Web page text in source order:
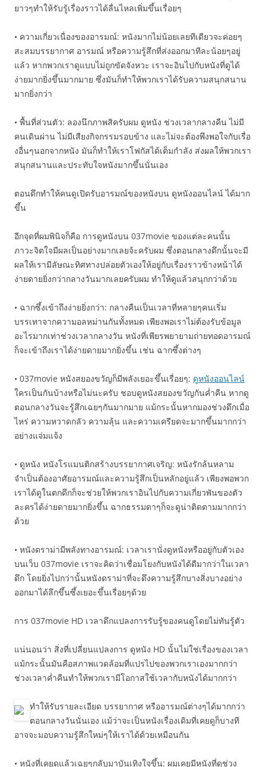
ยาวๆทำให้รับรู้เรื่องราวได้ลื่นไหลเพิ่มขึ้นเรื่อยๆ
• ความเกี่ยวเนื่องของอารมณ์: หนังมากไม่น้อยเลยทีเดียวจะค่อยๆ
สะสมบรรยากาศ อารมณ์ หรือความรู้สึกที่ส่งออกมาทีละน้อยๆอยู่
แล้ว หากพวกเราดูแบบไม่ถูกขัดจังหวะ เราจะอินไปกับหนังที่ดูได้
ง่ายมากยิ่งขึ้นมากมาย ซึ่งมันก็ทำให้พวกเราได้รับความสนุกสนาน
มากยิ่งกว่า
• พื้นที่ส่วนตัว: ลองนึกภาพสิครับผม ดูหนัง ช่วงเวลากลางคืน ไม่มี
คนเดินผ่าน ไม่มีเสียงกิจกรรมรอบข้าง และไม่จะต้องพึงพอใจกับเรื่อ
งอื่นๆนอกจากหนัง มันก็ทำให้เราโฟกัสได้เต็มกำลัง ส่งผลให้พวกเรา
สนุกสนานและประทับใจหนังมากขึ้นนั่นเอง
ตอนดึกทำให้คนดูเปิดรับอารมณ์ของหนังบน ดูหนังออนไลน์ ได้มาก
ขึ้น
อีกจุดที่ผมพินิจก็คือ การดูหนังบน 037movie ของแต่ละคนนั้น
ภาวะจิตใจมีผลเป็นอย่างมากเลยจ้ะครับผม ซึ่งตอนกลางดึกนั้นจะมี
ผลให้เรามีลัษณะทิศทางปล่อยตัวเองให้อยู่กับเรื่องราวข้างหน้าได้
ง่ายดายยิ่งกว่ากลางวันมากเลยครับผม ทำให้ดูแล้วสนุกกว่าด้วย
• ฉากซึ้งเข้าถึงง่ายยิ่งกว่า: กลางคืนเป็นเวลาที่หลายๆคนเริ่ม
บรรเทาจากความอลหม่านกันทั้งหมด เพียงพอเราไม่ต้องรับข้อมูล
อะไรมากเท่าช่วงเวลากลางวัน หนังที่เพียรพยายามถ่ายทอดอารมณ์
ก็จะเข้าถึงเราได้ง่ายดายมากยิ่งขึ้น เช่น ฉากซึ้งต่างๆ
• 037movie หนังสยองขวัญก็มีพลังเยอะขึ้นเรื่อยๆ: ดูหนังออนไลน์
ใครเป็นกันบ้างหรือไม่นะครับ ชอบดูหนังสยองขวัญกันค่ำคืน หากดู
ตอนกลางวันจะรู้สึกเฉยๆกันมากมาย แม้กระนั้นหากมองช่วงดึกเมื่อ
ไหร่ ความหวาดกลัว ความลุ้น และความเครียดจะมากขึ้นมากกว่า
อย่างแจ่มแจ้ง
• ดูหนัง หนังโรแมนติกสร้างบรรยากาศเจริญ: หนังรักล้นหลาม
จำเป็นต้องอาศัยอารมณ์และความรู้สึกเป็นหลักอยู่แล้ว เพียงพอพวก
เราได้ดูในตกดึกก็จะช่วยให้พวกเราอินไปกับความเกี่ยวพันของตัว
ละครได้ง่ายดายมากยิ่งขึ้น ฉากธรรมดาๆก็จะดูน่าติดตามมากกว่า
ด้วย
• หนังดราม่ามีพลังทางอารมณ์: เวลาเรานั่งดูหนังหรืออยู่กับตัวเอง
บนเว็บ 037movie เราจะคิดว่าเชื่อมโยงกับหนังได้ดีมากว่าในเวลา
ดึก โดยยิ่งไปกว่านั้นหนังดราม่าที่จะดึงความรู้สึกบางสิ่งบางอย่าง
ออกมาได้ลึกขึ้นซึ้งเยอะขึ้นเรื่อยๆด้วย
การ 037movie HD เวลาดึกแปลงการรับรู้ของคนดูโดยไม่ทันรู้ตัว
แน่นอนว่า สิ่งที่เปลี่ยนแปลงการ ดูหนัง HD นั้นไม่ใช่เรื่องของเวลา
แม้กระนั้นมันคือสภาพแวดล้อมที่แปรไปของพวกเราเองมากกว่า
ช่วงเวลาค่ำคืนทำให้พวกเรามีโอกาสใช้เวลากับหนังได้มากกว่า
ทำให้รับรายละเอียด บรรยากาศ หรืออารมณ์ต่างๆได้มากกว่า
ตอนกลางวันนั่นเอง แม้ว่าจะเป็นหนังเรื่องเดิมที่เคยดูก็บางที
อาจจะมอบความรู้สึกใหม่ๆให้เราได้ด้วยเหมือนกัน
• หนังที่เคยดูแล้วเฉยๆกลับมาบันเทิงใจขึ้น: ผมเคยมีหนังที่ดูช่วง